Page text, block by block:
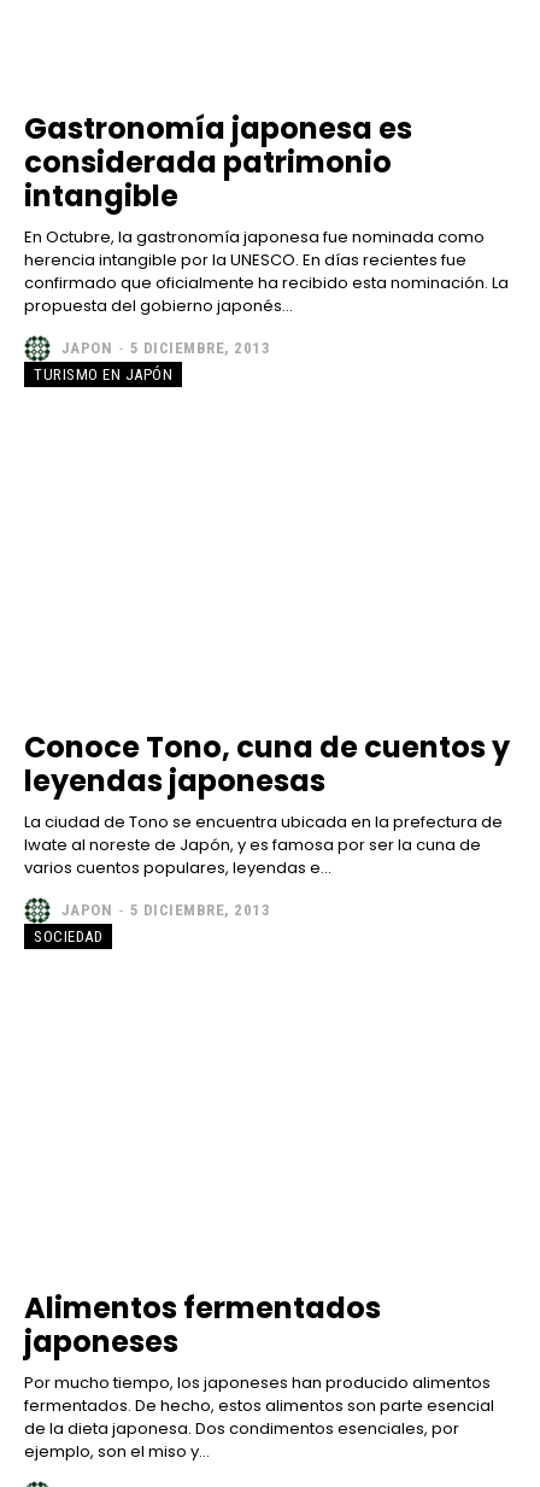
Gastronomía japonesa es
considerada patrimonio
intangible
En Octubre, la gastronomía japonesa fue nominada como
herencia intangible por la UNESCO. En días recientes fue
confirmado que oficialmente ha recibido esta nominación. La
propuesta del gobierno japonés...
JAPON - 5 DICIEMBRE, 2013
TURISMO EN JAPÓN
Conoce Tono, cuna de cuentos y
leyendas japonesas
La ciudad de Tono se encuentra ubicada en la prefectura de
Iwate al noreste de Japón, y es famosa por ser la cuna de
varios cuentos populares, leyendas e...
JAPON - 5 DICIEMBRE, 2013
SOCIEDAD
Alimentos fermentados
japoneses
Por mucho tiempo, los japoneses han producido alimentos
fermentados. De hecho, estos alimentos son parte esencial
de la dieta japonesa. Dos condimentos esenciales, por
ejemplo, son el miso y...